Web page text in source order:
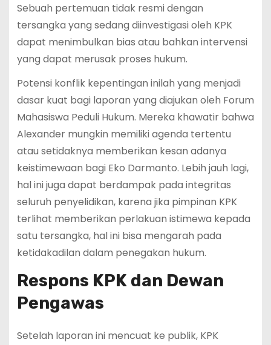
Sebuah pertemuan tidak resmi dengan
tersangka yang sedang diinvestigasi oleh KPK
dapat menimbulkan bias atau bahkan intervensi
yang dapat merusak proses hukum.
Potensi konflik kepentingan inilah yang menjadi
dasar kuat bagi laporan yang diajukan oleh Forum
Mahasiswa Peduli Hukum. Mereka khawatir bahwa
Alexander mungkin memiliki agenda tertentu
atau setidaknya memberikan kesan adanya
keistimewaan bagi Eko Darmanto. Lebih jauh lagi,
hal ini juga dapat berdampak pada integritas
seluruh penyelidikan, karena jika pimpinan KPK
terlihat memberikan perlakuan istimewa kepada
satu tersangka, hal ini bisa mengarah pada
ketidakadilan dalam penegakan hukum.
Respons KPK dan Dewan
Pengawas
Setelah laporan ini mencuat ke publik, KPK